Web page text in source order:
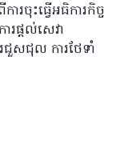
រចុះធ្វើអធិការកិច្ច
រផ្តល់សេវា
ជួសជុល ការថែទាំ